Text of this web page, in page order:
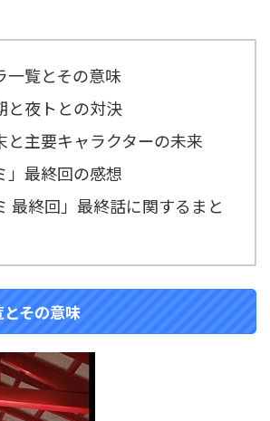
一覧とその意味
と夜トとの対決
と主要キャラクターの未来
」最終回の感想
最終回」最終話に関するまと
その意味